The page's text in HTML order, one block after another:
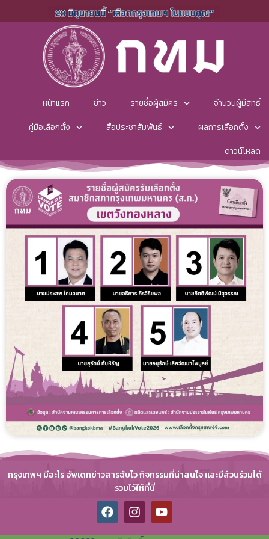
หน้าแรก ข่าว รายชื่อผู้สมัคร
จำนวนผู้มีสิทธิ์
คู่มือเลือกตั้ง
สื่อประชาสัมพันธ์
ผลการเลือกตั้ง
ดาวน์โหลด
กรุงเทพฯ มีอะไร อัพเดทข่าวสารฉับไว กิจกรรมที่น่าสนใจ และมีส่วนร่วมได้
รวมไว้ให้ที่นี่